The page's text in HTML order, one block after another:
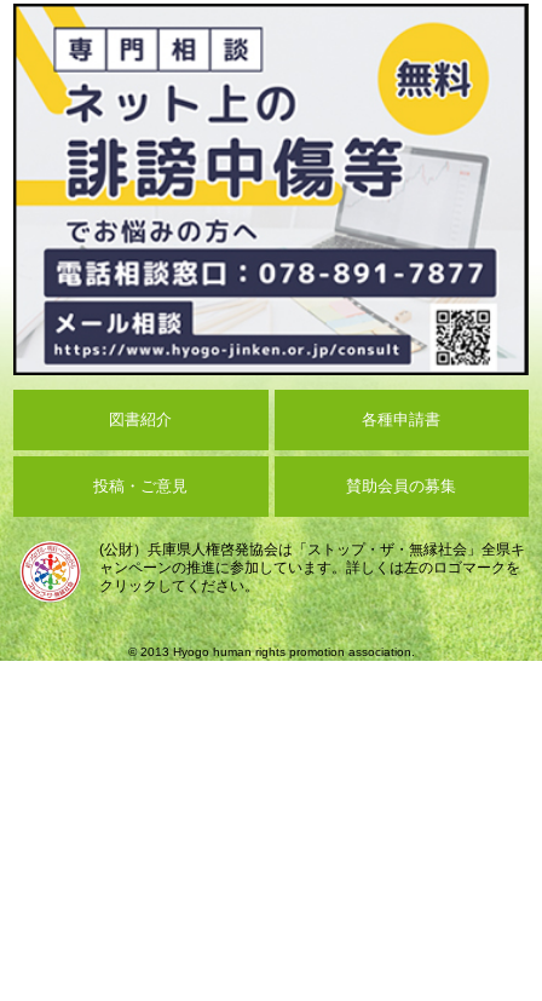
図書紹介 各種申請書
投稿・ご意見 賛助会員の募集
(公財）兵庫県人権啓発協会は「ストップ・ザ・無縁社会」全県キ
ャンペーンの推進に参加しています。詳しくは左のロゴマークを
クリックしてください。
© 2013 Hyogo human rights promotion association.